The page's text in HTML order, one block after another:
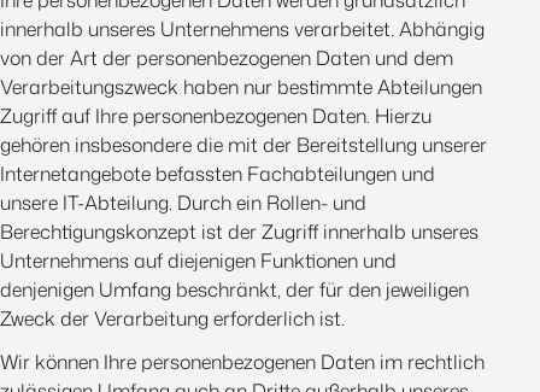
innerhalb unseres Unternehmens verarbeitet. Abhängig
von der Art der personenbezogenen Daten und dem
Verarbeitungszweck haben nur bestimmte Abteilungen
Zugriff auf Ihre personenbezogenen Daten. Hierzu
gehören insbesondere die mit der Bereitstellung unserer
Internetangebote befassten Fachabteilungen und
unsere IT-Abteilung. Durch ein Rollen- und
Berechtigungskonzept ist der Zugriff innerhalb unseres
Unternehmens auf diejenigen Funktionen und
denjenigen Umfang beschränkt, der für den jeweiligen
Zweck der Verarbeitung erforderlich ist.
Wir können Ihre personenbezogenen Daten im rechtlich